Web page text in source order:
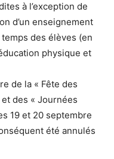
à l’exception de
d’un enseignement
des élèves (en
physique et
de la « Fête des
des « Journées
19 et 20 septembre
été annulés